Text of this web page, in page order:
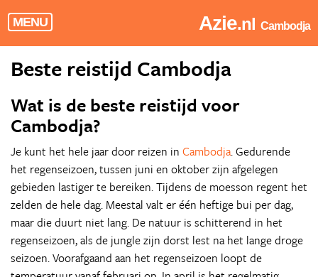
MENU Azie.nl Cambodja
Beste reistijd Cambodja
Wat is de beste reistijd voor
Cambodja?
Je kunt het hele jaar door reizen in Cambodja. Gedurende
het regenseizoen, tussen juni en oktober zijn afgelegen
gebieden lastiger te bereiken. Tijdens de moesson regent het
zelden de hele dag. Meestal valt er één heftige bui per dag,
maar die duurt niet lang. De natuur is schitterend in het
regenseizoen, als de jungle zijn dorst lest na het lange droge
seizoen. Voorafgaand aan het regenseizoen loopt de